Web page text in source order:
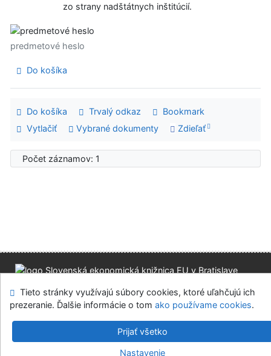
zo strany nadštátnych inštitúcií.
predmetové heslo
Do košíka
Do košíka Trvalý odkaz
Bookmark
Vytlačiť
Vybrané dokumenty Zdieľať
Počet záznamov: 1
Modul OpenSearch
Napíšte nám Nastavenie cookies
Slovenská ekonomická knižnica EU v Bratislave
v.4.8.63a - Cosmotron Slovakia, s.r.o.
Tieto stránky využívajú súbory cookies, ktoré uľahčujú ich
prezeranie. Ďalšie informácie o tom ako používame cookies.
Prijať všetko
Nastavenie